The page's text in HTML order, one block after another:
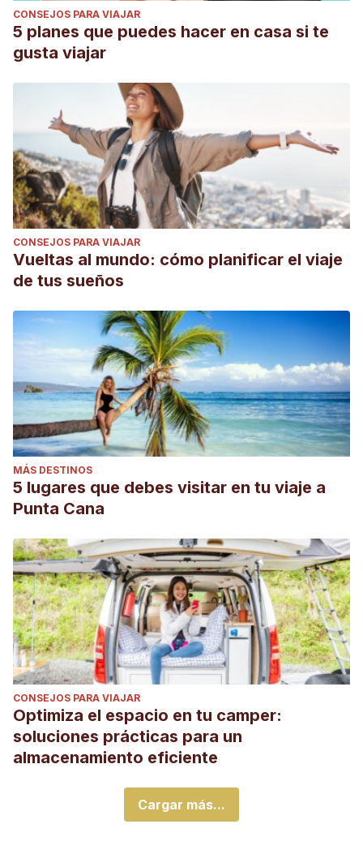
CONSEJOS PARA VIAJAR
5 planes que puedes hacer en casa si te
gusta viajar
CONSEJOS PARA VIAJAR
Vueltas al mundo: cómo planificar el viaje
de tus sueños
MÁS DESTINOS
5 lugares que debes visitar en tu viaje a
Punta Cana
CONSEJOS PARA VIAJAR
Optimiza el espacio en tu camper:
soluciones prácticas para un
almacenamiento eficiente
Cargar más...